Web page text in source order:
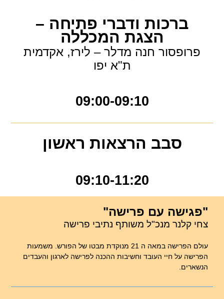
ברכות ודברי פתיחה –
הצגת המכללה
פרופסור חנה מדלר – לירז, אקדמית
ת"א יפו
09:00-09:10
סבב הרצאות ראשון
09:10-11:20
"פגישה עם פרישה"
צחי קלנר מנכ"ל משותף נתיבי פרישה
עולם הפרישה במאה ה 21 מנוקדת מבטו של הפורש. משמעות
הפרישה על חיי העובד וחשיבות ההכנה לפרישה לארגון והעבדים
הנשארים.